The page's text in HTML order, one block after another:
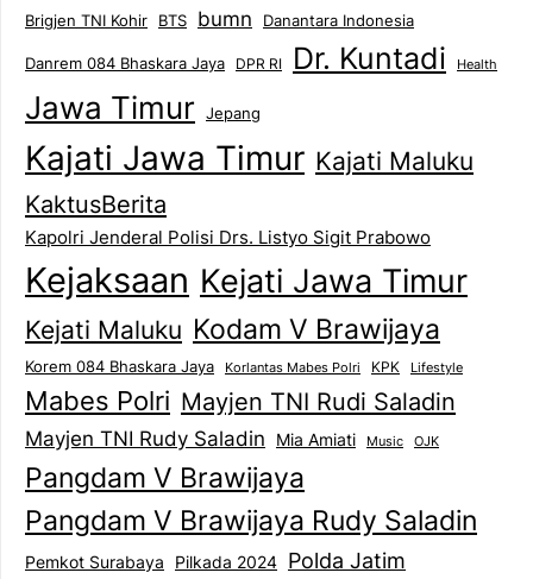
Brigjen TNI Kohir BTS bumn Danantara Indonesia
Danrem 084 Bhaskara Jaya DPR RI Dr. Kuntadi Health
Jawa Timur Jepang
Kajati Jawa Timur Kajati Maluku
KaktusBerita
Kapolri Jenderal Polisi Drs. Listyo Sigit Prabowo
Kejaksaan Kejati Jawa Timur
Kejati Maluku Kodam V Brawijaya
Korem 084 Bhaskara Jaya Korlantas Mabes Polri KPK Lifestyle
Mabes Polri Mayjen TNI Rudi Saladin
Mayjen TNI Rudy Saladin Mia Amiati Music OJK
Pangdam V Brawijaya
Pangdam V Brawijaya Rudy Saladin
Pemkot Surabaya Pilkada 2024 Polda Jatim